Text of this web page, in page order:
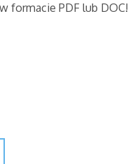
formacie PDF lub DOC!